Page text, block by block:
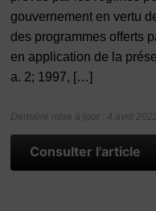
gouvernement en vertu
des programmes offerts
en application de la
a. 2; 1997, […]
Dernière mise à jour : 4 avril
Consulter l'article